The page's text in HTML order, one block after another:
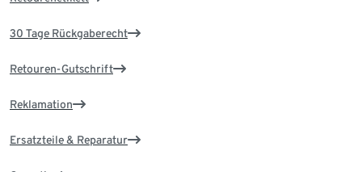
30 Tage Rückgaberecht
Retouren-Gutschrift
Reklamation
Ersatzteile & Reparatur